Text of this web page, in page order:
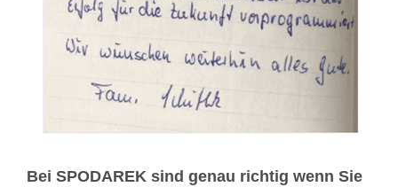
Bei SPODAREK sind genau richtig wenn Sie